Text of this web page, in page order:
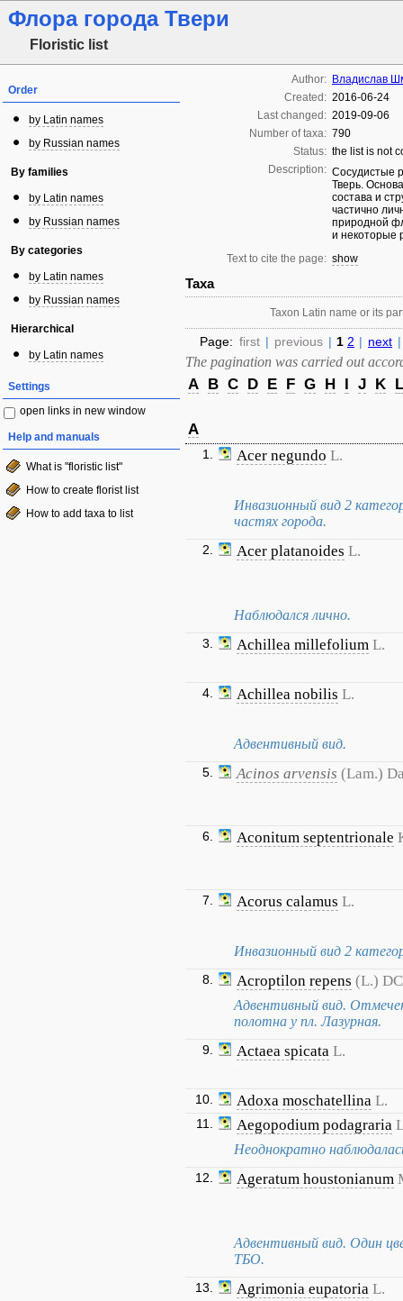
Флора города Твери
Floristic list
Order
by Latin names
by Russian names
By families
by Latin names
by Russian names
By categories
by Latin names
by Russian names
Hierarchical
by Latin names
Settings
open links in new window
Help and manuals
What is "floristic list"
How to create florist list
How to add taxa to list
Author: Владислав
Created: 2016-06-24
Last changed: 2019-09-06
Number of taxa: 790
Status: the list is not
Description: Сосудистые
Тверь.
состава и
частично
природной
и некоторые
Text to cite the page: show
Taxa
Taxon Latin name or its
Page: first | previous | 1 2 | next |
The pagination was carried out
A B C D E F G H I J K L
A
1. Acer negundo L.
Инвазионный вид 2
частях города.
2. Acer platanoides L.
Наблюдался лично.
3. Achillea millefolium L.
4. Achillea nobilis L.
Адвентивный вид.
5. Acinos arvensis (Lam.)
6. Aconitum septentrionale
7. Acorus calamus L.
Инвазионный вид 2
8. Acroptilon repens (L.)
Адвентивный вид.
полотна у пл. Лазурная.
9. Actaea spicata L.
10. Adoxa moschatellina L.
11. Aegopodium podagraria
Неоднократно
12. Ageratum houstonianum
Адвентивный вид. Один
ТБО.
13. Agrimonia eupatoria L.